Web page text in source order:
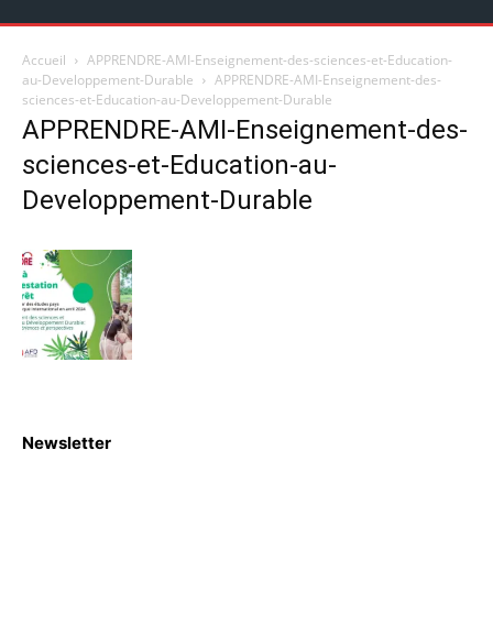
Accueil
APPRENDRE-AMI-Enseignement-des-sciences-et-Education-
au-Developpement-Durable
APPRENDRE-AMI-Enseignement-des-
sciences-et-Education-au-Developpement-Durable
APPRENDRE-AMI-Enseignement-des-
sciences-et-Education-au-
Developpement-Durable
Newsletter